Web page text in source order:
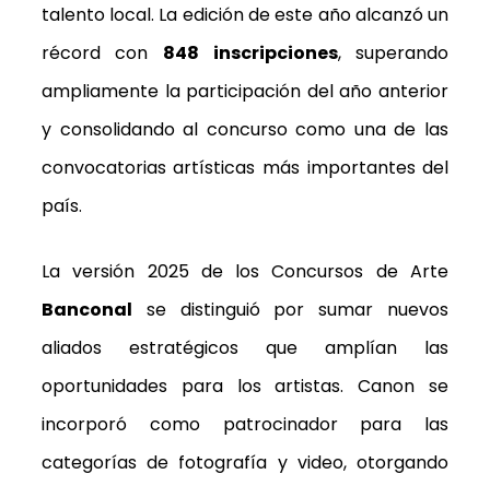
talento local. La edición de este año alcanzó un
récord con 848 inscripciones, superando
ampliamente la participación del año anterior
y consolidando al concurso como una de las
convocatorias artísticas más importantes del
país.
La versión 2025 de los Concursos de Arte
Banconal se distinguió por sumar nuevos
aliados estratégicos que amplían las
oportunidades para los artistas. Canon se
incorporó como patrocinador para las
categorías de fotografía y video, otorgando